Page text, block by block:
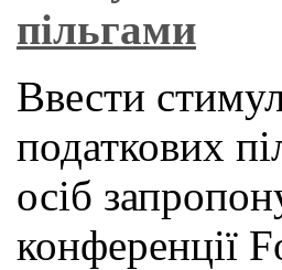
пільгами
Ввести
податкових
осіб
конференції